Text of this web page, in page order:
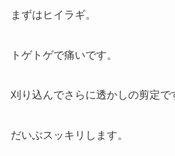
まずはヒイラギ。
トゲトゲで痛いです。
刈り込んでさらに透かしの剪定で
だいぶスッキリします。